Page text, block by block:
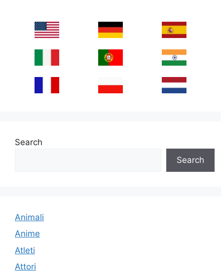
Search
Search
Animali
Anime
Atleti
Attori